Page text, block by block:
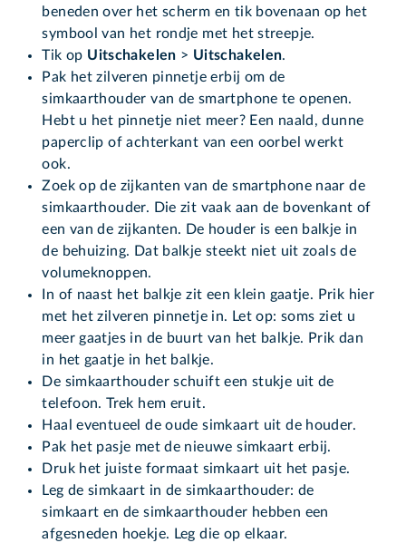
beneden over het scherm en tik bovenaan op het
symbool van het rondje met het streepje.
Tik op Uitschakelen > Uitschakelen.
Pak het zilveren pinnetje erbij om de
simkaarthouder van de smartphone te openen.
Hebt u het pinnetje niet meer? Een naald, dunne
paperclip of achterkant van een oorbel werkt
ook.
Zoek op de zijkanten van de smartphone naar de
simkaarthouder. Die zit vaak aan de bovenkant of
een van de zijkanten. De houder is een balkje in
de behuizing. Dat balkje steekt niet uit zoals de
volumeknoppen.
In of naast het balkje zit een klein gaatje. Prik hier
met het zilveren pinnetje in. Let op: soms ziet u
meer gaatjes in de buurt van het balkje. Prik dan
in het gaatje in het balkje.
De simkaarthouder schuift een stukje uit de
telefoon. Trek hem eruit.
Haal eventueel de oude simkaart uit de houder.
Pak het pasje met de nieuwe simkaart erbij.
Druk het juiste formaat simkaart uit het pasje.
Leg de simkaart in de simkaarthouder: de
simkaart en de simkaarthouder hebben een
afgesneden hoekje. Leg die op elkaar.